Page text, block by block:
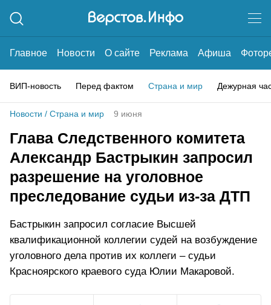
Главное Новости О сайте Реклама Афиша
ВИП-новость Перед фактом Страна и мир Дежурная
Новости / Страна и мир 9 июня
Глава Следственного комитета
Александр Бастрыкин запросил
разрешение на уголовное
преследование судьи из-за ДТП
Бастрыкин запросил согласие Высшей
квалификационной коллегии судей на возбуждение
уголовного дела против их коллеги – судьи
Красноярского краевого суда Юлии Макаровой.